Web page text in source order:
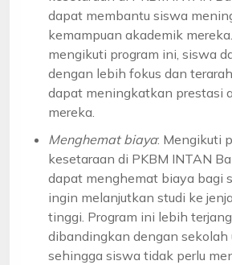
dapat membantu siswa
kemampuan akademik
mengikuti program ini, siswa
dengan lebih fokus dan
dapat meningkatkan prestasi
mereka.
Menghemat biaya: Mengikuti
kesetaraan di PKBM INTAN
dapat menghemat biaya bagi
ingin melanjutkan studi ke
tinggi. Program ini lebih
dibandingkan dengan sekolah
sehingga siswa tidak perlu